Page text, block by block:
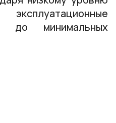
эксплуатационные
до минимальных